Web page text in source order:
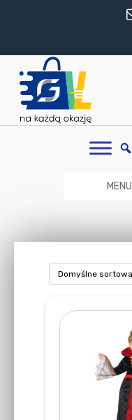
MENU